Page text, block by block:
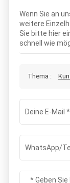
Wenn Sie an
weitere
Sie bitte hier
schnell wie
Thema :